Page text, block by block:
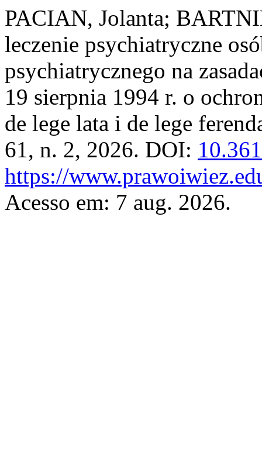
PACIAN, Jolanta;
leczenie psychiatryczne
psychiatrycznego na
19 sierpnia 1994 r. o
de lege lata i de lege
61, n. 2, 2026. DOI:
https://
Acesso em: 7 aug. 2026.